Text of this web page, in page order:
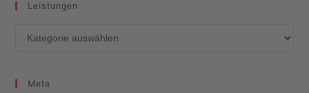
Leistungen
Meta